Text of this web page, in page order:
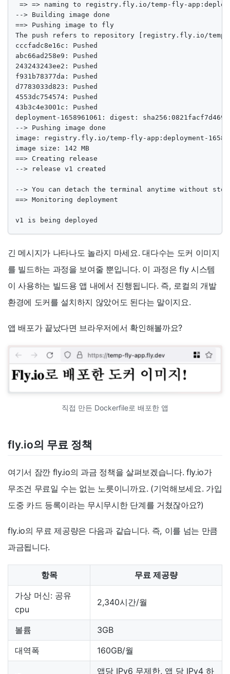
=> => naming to registry.fly.io/temp-fly-
--> Building image done
==> Pushing image to fly
The push refers to repository [registry.fly.io/
cccfadc8e16c: Pushed
abc66ad258e9: Pushed
243243243ee2: Pushed
f931b78377da: Pushed
d7783033d823: Pushed
4553dc754574: Pushed
43b3c4e3001c: Pushed
deployment-1658961061: digest:
--> Pushing image done
image: registry.fly.io/temp-fly-app:deployment-
image size: 142 MB
==> Creating release
--> release v1 created
--> You can detach the terminal anytime without
==> Monitoring deployment
v1 is being deployed
긴 메시지가 나타나도 놀라지 마세요. 대다수는 도커 이미지
를 빌드하는 과정을 보여줄 뿐입니다. 이 과정은 fly 시스템
이 사용하는 빌드용 앱 내에서 진행됩니다. 즉, 로컬의 개발
환경에 도커를 설치하지 않았어도 된다는 말이지요.
앱 배포가 끝났다면 브라우저에서 확인해볼까요?
직접 만든 Dockerfile로 배포한 앱
fly.io의 무료 정책
여기서 잠깐 fly.io의 과금 정책을 살펴보겠습니다. fly.io가
무조건 무료일 수는 없는 노릇이니까요. (기억해보세요. 가입
도중 카드 등록이라는 무시무시한 단계를 거쳤잖아요?)
fly.io의 무료 제공량은 다음과 같습니다. 즉, 이를 넘는 만큼
과금됩니다.
항목
무료 제공량
가상 머신: 공유
cpu
2,340시간/월
볼륨
3GB
대역폭
160GB/월
앱당 IPv6 무제한, 앱 당 IPv4 하